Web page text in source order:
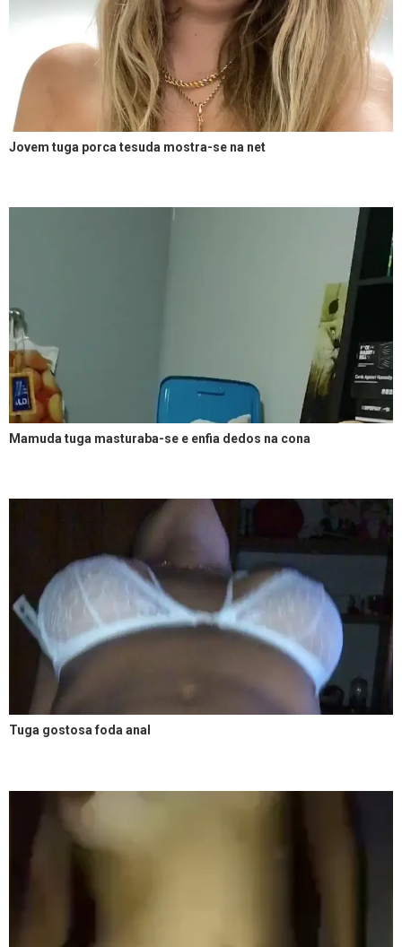
Jovem tuga porca tesuda mostra-se na net
Mamuda tuga masturaba-se e enfia dedos na cona
Tuga gostosa foda anal